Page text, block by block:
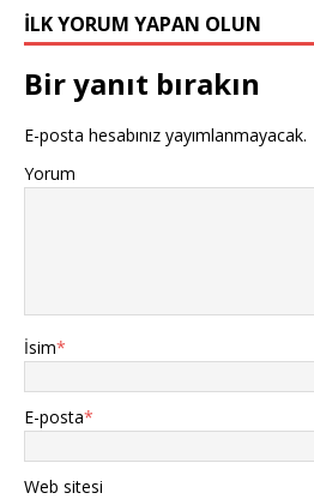
İLK YORUM YAPAN OLUN
Bir yanıt bırakın
E-posta hesabınız yayımlanmayacak.
Yorum
İsim*
E-posta*
Web sitesi